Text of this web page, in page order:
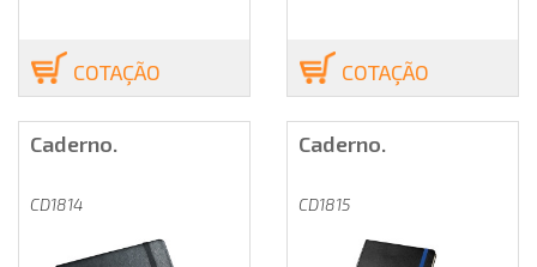
COTAÇÃO COTAÇÃO
Caderno.
CD1814
Caderno.
CD1815